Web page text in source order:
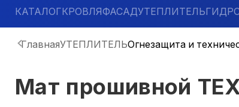
КАТАЛОГКРОВЛЯФАСАДУТЕПЛИТЕЛЬ
ГлавнаяУТЕПЛИТЕЛЬОгнезащита и
Мат прошивной